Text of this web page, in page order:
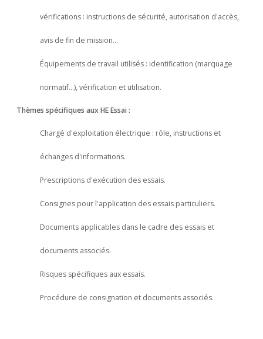
vérifications : instructions de sécurité, autorisation d'accès,
avis de fin de mission…
Équipements de travail utilisés : identification (marquage
normatif…), vérification et utilisation.
Thèmes spécifiques aux HE Essai :
Chargé d'exploitation électrique : rôle, instructions et
échanges d'informations.
Prescriptions d'exécution des essais.
Consignes pour l'application des essais particuliers.
Documents applicables dans le cadre des essais et
documents associés.
Risques spécifiques aux essais.
Procédure de consignation et documents associés.